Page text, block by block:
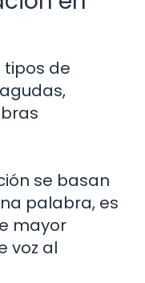
tipos de
se basan
palabra, es
mayor
voz al